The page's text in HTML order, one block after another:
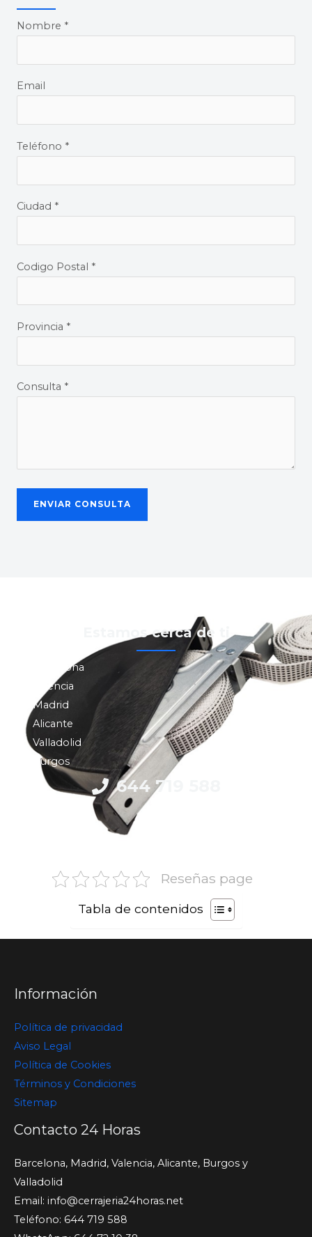
Nombre *
Email
Teléfono *
Ciudad *
Codigo Postal *
Provincia *
Consulta *
Estamos cerca de ti
Barcelona
Valencia
Madrid
Alicante
Valladolid
Burgos
644 719 588
Reseñas page
Tabla de contenidos
Información
Política de privacidad
Aviso Legal
Política de Cookies
Términos y Condiciones
Sitemap
Contacto 24 Horas
Barcelona, Madrid, Valencia, Alicante, Burgos y
Valladolid
Email: info@cerrajeria24horas.net
Teléfono: 644 719 588